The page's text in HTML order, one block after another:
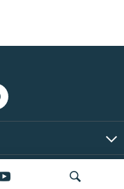
| Bütün hüquqlar qorunur